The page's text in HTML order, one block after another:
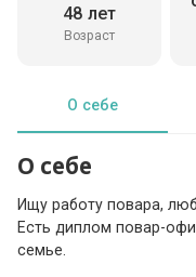
Возраст
48 лет
О себе
О себе
Ищу работу повара,
Есть диплом повар-
семье.